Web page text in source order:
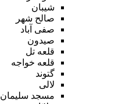
شیبان
صالح شهر
صفی آباد
صیدون
قلعه تل
قلعه خواجه
گتوند
لالی
مسجد سلیمان